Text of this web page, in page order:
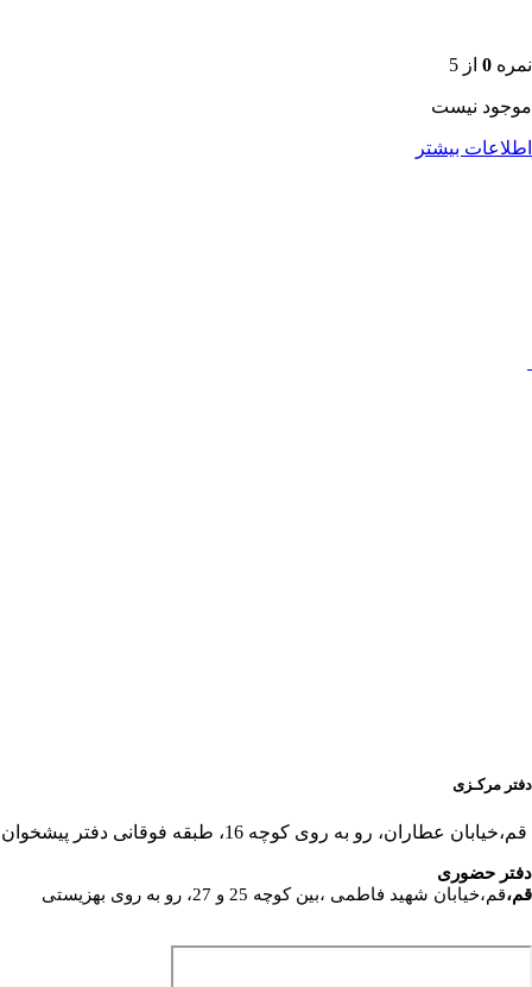
نمره 0 از 5
موجود نیست
اطلاعات بیشتر
دفتر مرکـزی
قم،خیابان عطاران، رو به روی کوچه 16، طبقه فوقانی دفتر پیشخوان
دفتر حضوری
قم،قم،خیابان شهید فاطمی ،بین کوچه 25 و 27، رو به روی بهزیستی